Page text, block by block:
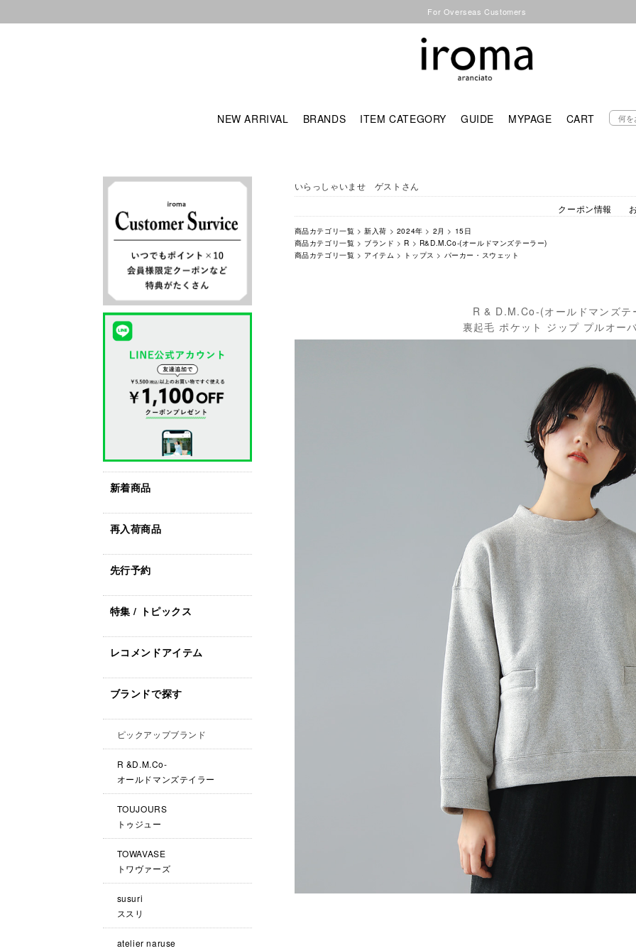
For Overseas Customers
NEW ARRIVAL BRANDS ITEM CATEGORY GUIDE MYPAGE CART
新着商品
再入荷商品
先行予約
特集 / トピックス
レコメンドアイテム
ブランドで探す
ピックアップブランド
R &D.M.Co-
オールドマンズテイラー
TOUJOURS
トゥジュー
TOWAVASE
トワヴァーズ
susuri
ススリ
atelier naruse
いらっしゃいませ ゲストさん
クーポン情報
商品カテゴリ一覧 >新入荷 > 2024年 > 2月 > 15日
商品カテゴリ一覧 > ブランド > R > R&D.M.Co-(オールドマンズテーラー)
商品カテゴリ一覧 > アイテム > トップス > パーカー・スウェット
R & D.M.Co-(オールドマンズテ
裏起毛 ポケット ジップ プルオー